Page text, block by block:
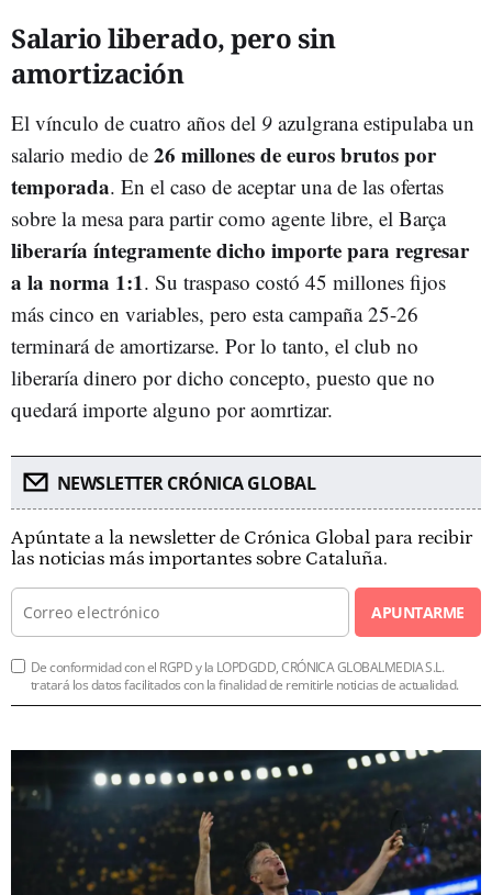
Salario liberado, pero sin
amortización
El vínculo de cuatro años del 9 azulgrana estipulaba un
salario medio de 26 millones de euros brutos por
temporada. En el caso de aceptar una de las ofertas
sobre la mesa para partir como agente libre, el Barça
liberaría íntegramente dicho importe para regresar
a la norma 1:1. Su traspaso costó 45 millones fijos
más cinco en variables, pero esta campaña 25-26
terminará de amortizarse. Por lo tanto, el club no
liberaría dinero por dicho concepto, puesto que no
quedará importe alguno por aomrtizar.
NEWSLETTER CRÓNICA GLOBAL
Apúntate a la newsletter de Crónica Global para recibir
las noticias más importantes sobre Cataluña.
APUNTARME
De conformidad con el RGPD y la LOPDGDD, CRÓNICA GLOBALMEDIA S.L.
tratará los datos facilitados con la finalidad de remitirle noticias de actualidad.